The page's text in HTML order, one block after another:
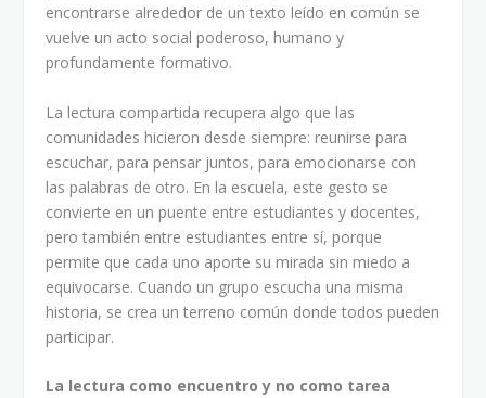
encontrarse alrededor de un texto leído en común se
vuelve un acto social poderoso, humano y
profundamente formativo.
La lectura compartida recupera algo que las
comunidades hicieron desde siempre: reunirse para
escuchar, para pensar juntos, para emocionarse con
las palabras de otro. En la escuela, este gesto se
convierte en un puente entre estudiantes y docentes,
pero también entre estudiantes entre sí, porque
permite que cada uno aporte su mirada sin miedo a
equivocarse. Cuando un grupo escucha una misma
historia, se crea un terreno común donde todos pueden
participar.
La lectura como encuentro y no como tarea